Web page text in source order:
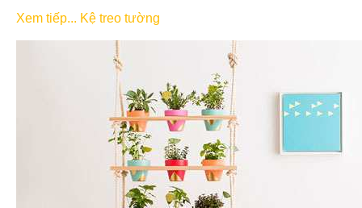
Xem tiếp... Kệ treo tường